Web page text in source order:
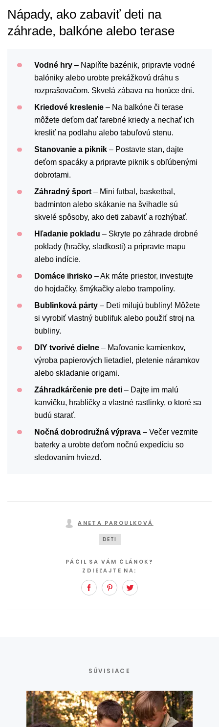
Nápady, ako zabaviť deti na
záhrade, balkóne alebo terase
Vodné hry – Naplňte bazénik, pripravte vodné
balóniky alebo urobte prekážkovú dráhu s
rozprašovačom. Skvelá zábava na horúce dni.
Kriedové kreslenie – Na balkóne či terase
môžete deťom dať farebné kriedy a nechať ich
kresliť na podlahu alebo tabuľovú stenu.
Stanovanie a piknik – Postavte stan, dajte
deťom spacáky a pripravte piknik s obľúbenými
dobrotami.
Záhradný šport – Mini futbal, basketbal,
badminton alebo skákanie na švihadle sú
skvelé spôsoby, ako deti zabaviť a rozhýbať.
Hľadanie pokladu – Skryte po záhrade drobné
poklady (hračky, sladkosti) a pripravte mapu
alebo indície.
Domáce ihrisko – Ak máte priestor, investujte
do hojdačky, šmýkačky alebo trampolíny.
Bublinková párty – Deti milujú bubliny! Môžete
si vyrobiť vlastný bublifuk alebo použiť stroj na
bubliny.
DIY tvorivé dielne – Maľovanie kamienkov,
výroba papierových lietadiel, pletenie náramkov
alebo skladanie origami.
Záhradkárčenie pre deti – Dajte im malú
kanvičku, hrabličky a vlastné rastlinky, o ktoré sa
budú starať.
Nočná dobrodružná výprava – Večer vezmite
baterky a urobte deťom nočnú expedíciu so
sledovaním hviezd.
ANETA PAROULKOVÁ
DETI
PÁČIL SA VÁM ČLÁNOK?
ZDIEĽAJTE NA:
FacebookPinterest
SÚVISIACE